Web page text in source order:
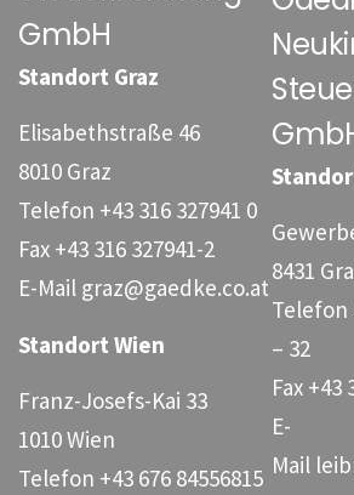
GmbH
Standort Graz
Elisabethstraße 46
8010 Graz
Telefon +43 316 327941 0
Fax +43 316 327941-2
E-Mail graz@gaedke.co.at
Standort Wien
Franz-Josefs-Kai 33
1010 Wien
Telefon +43 676 84556815
8431
Telefon
– 32
Fax +43
E-
Mail